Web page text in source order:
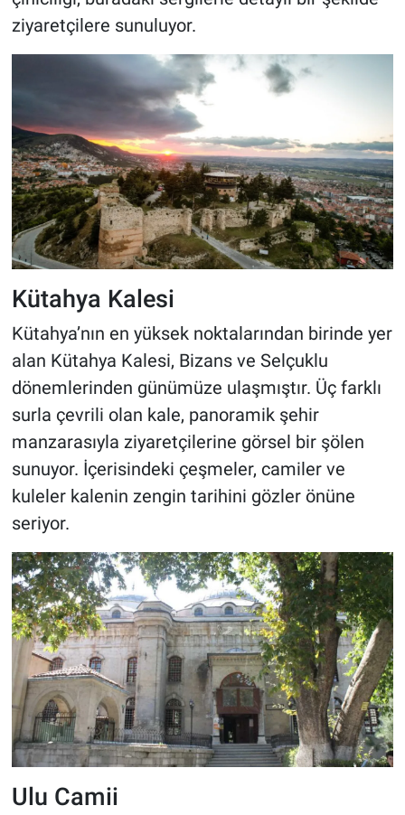
ziyaretçilere sunuluyor.
Kütahya Kalesi
Kütahya’nın en yüksek noktalarından birinde yer
alan Kütahya Kalesi, Bizans ve Selçuklu
dönemlerinden günümüze ulaşmıştır. Üç farklı
surla çevrili olan kale, panoramik şehir
manzarasıyla ziyaretçilerine görsel bir şölen
sunuyor. İçerisindeki çeşmeler, camiler ve
kuleler kalenin zengin tarihini gözler önüne
seriyor.
Ulu Camii